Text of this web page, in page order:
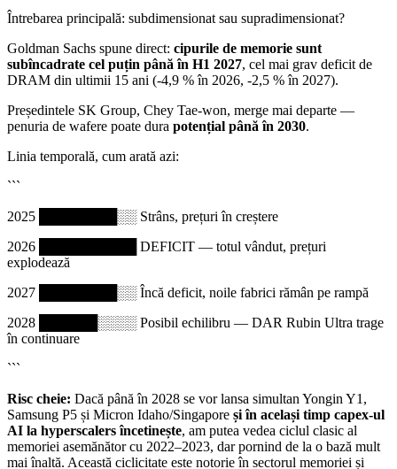
Întrebarea principală: subdimensionat sau supradimensionat?
Goldman Sachs spune direct: cipurile de memorie sunt
subîncadrate cel puțin până în H1 2027, cel mai grav deficit de
DRAM din ultimii 15 ani (-4,9 % în 2026, -2,5 % în 2027).
Președintele SK Group, Chey Tae-won, merge mai departe —
penuria de wafere poate dura potențial până în 2030.
Linia temporală, cum arată azi:
```
2025 ████████░░ Strâns, prețuri în creștere
2026 ██████████ DEFICIT — totul vândut, prețuri
explodează
2027 ████████░░ Încă deficit, noile fabrici rămân pe rampă
2028 ██████░░░░ Posibil echilibru — DAR Rubin Ultra trage
în continuare
```
Risc cheie: Dacă până în 2028 se vor lansa simultan Yongin Y1,
Samsung P5 și Micron Idaho/Singapore și în același timp capex-ul
AI la hyperscalers încetinește, am putea vedea ciclul clasic al
memoriei asemănător cu 2022–2023, dar pornind de la o bază mult
mai înaltă. Această ciclicitate este notorie în sectorul memoriei și